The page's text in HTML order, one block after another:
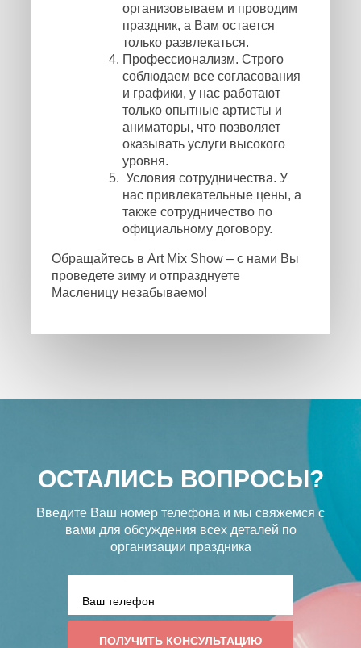
организовываем и проводим
праздник, а Вам остается
только развлекаться.
Профессионализм. Строго
соблюдаем все согласования
и графики, у нас работают
только опытные артисты и
аниматоры, что позволяет
оказывать услуги высокого
уровня.
Условия сотрудничества. У
нас привлекательные цены, а
также сотрудничество по
официальному договору.
Обращайтесь в Art Mix Show – с нами Вы
проведете зиму и отпразднуете
Масленицу незабываемо!
ОСТАЛИСЬ ВОПРОСЫ?
Введите Ваш номер телефона и мы свяжемся с
вами для обсуждения всех деталей по
организации праздника